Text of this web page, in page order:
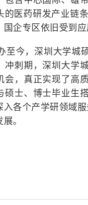
的医药研发产业链
国企专区依旧受到
至今，深圳大学城
冲刺期，深圳大学
会，真正实现了高
硕士、博士毕业生
入各个产学研领域
。